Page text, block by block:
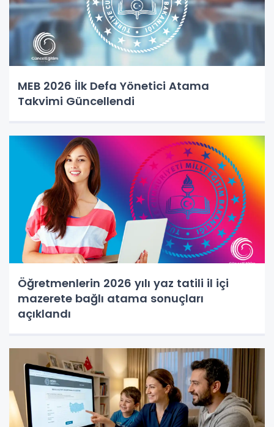
MEB 2026 İlk Defa Yönetici Atama
Takvimi Güncellendi
Öğretmenlerin 2026 yılı yaz tatili il içi
mazerete bağlı atama sonuçları
açıklandı